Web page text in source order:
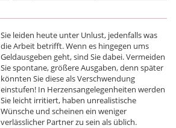
Sie leiden heute unter Unlust, jedenfalls was
die Arbeit betrifft. Wenn es hingegen ums
Geldausgeben geht, sind Sie dabei. Vermeiden
Sie spontane, größere Ausgaben, denn später
könnten Sie diese als Verschwendung
einstufen! In Herzensangelegenheiten werden
Sie leicht irritiert, haben unrealistische
Wünsche und scheinen ein weniger
verlässlicher Partner zu sein als üblich.